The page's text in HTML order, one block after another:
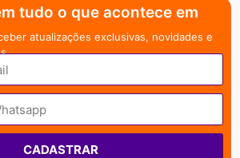
tudo o que acontece em
atualizações exclusivas, novidades e
CADASTRAR